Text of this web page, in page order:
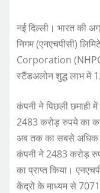
नई दिल्ली। भारत की
निगम(एनएचपीसी)
Corporation
स्टैंडअलोन शुद्ध लाभ में
कंपनी ने पिछली छमाही
2483 करोड़ रुपये का
अब तक का सबसे अधिक
कंपनी ने 2483 करोड़
का प्राप्त किया।
केंद्रों के माध्यम से 7071